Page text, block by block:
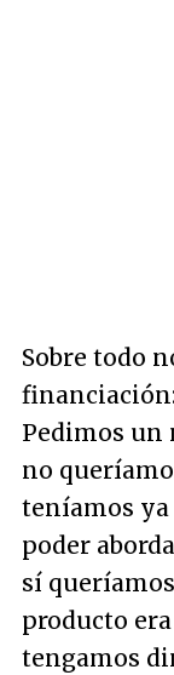
Sobre todo
Pedimos un
no
teníamos ya
poder
sí
producto
tengamos